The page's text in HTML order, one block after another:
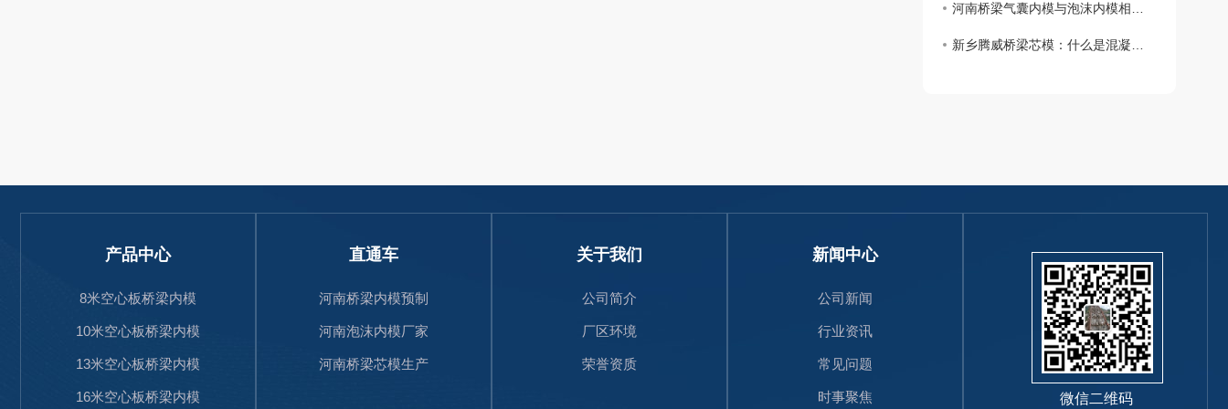
河南桥梁气囊内模与泡沫内模相比，有哪些区别?
新乡腾威桥梁芯模：什么是混凝土桥梁芯模?桥梁芯模的种类有哪些?
产品中心
8米空心板桥梁内模
10米空心板桥梁内模
13米空心板桥梁内模
16米空心板桥梁内模
直通车
河南桥梁内模预制
河南泡沫内模厂家
河南桥梁芯模生产
关于我们
公司简介
厂区环境
荣誉资质
新闻中心
公司新闻
行业资讯
常见问题
时事聚焦 微信二维码